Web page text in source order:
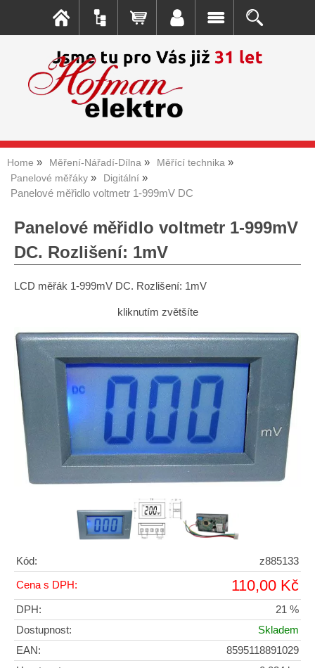
Home Měření-Nářadí-Dílna
Měřící technika
Panelové měřáky
Digitální
Panelové měřidlo voltmetr 1-999mV DC
Panelové měřidlo voltmetr 1-999mV
DC. Rozlišení: 1mV
LCD měřák 1-999mV DC. Rozlišení: 1mV
kliknutím zvětšíte
Kód: z885133
Cena s DPH: 110,00 Kč
DPH:
21 %
Dostupnost:
Skladem
EAN:
8595118891029